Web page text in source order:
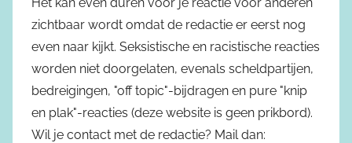
zichtbaar wordt omdat de redactie er eerst nog
even naar kijkt. Seksistische en racistische reacties
worden niet doorgelaten, evenals scheldpartijen,
bedreigingen, "off topic"-bijdragen en pure "knip
en plak"-reacties (deze website is geen prikbord).
Wil je contact met de redactie? Mail dan: